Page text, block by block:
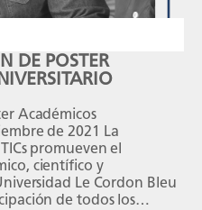
DE POSTER
Académicos
de 2021 La
promueven el
científico y
Le Cordon Bleu
de todos los